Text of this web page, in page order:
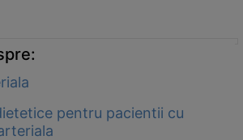
pentru pacientii cu